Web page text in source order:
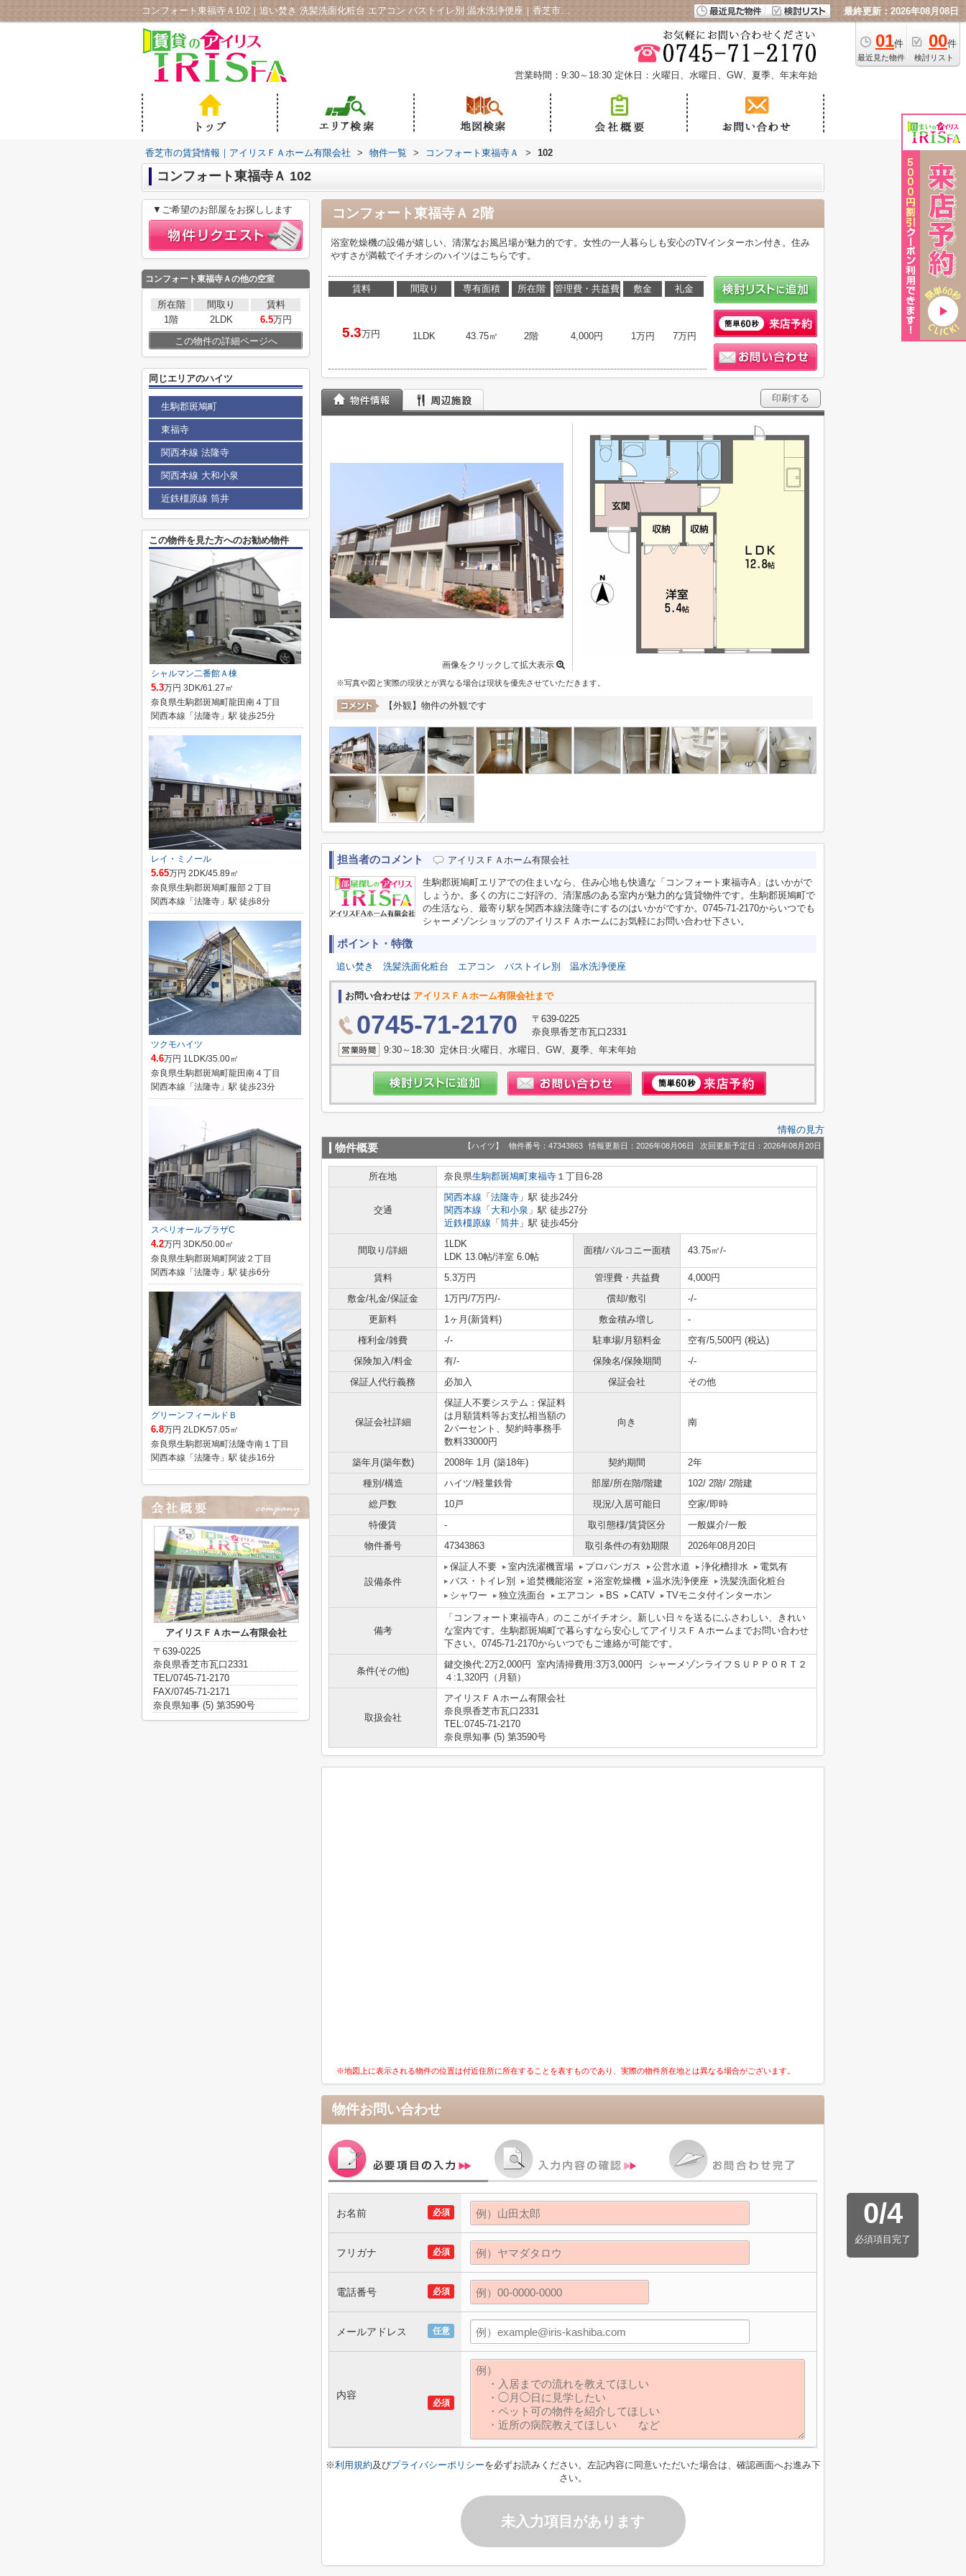
コンフォート東福寺Ａ102｜追い焚き 洗髪洗面化粧台 エアコン バストイレ別 温水洗浄便座｜香芝市の賃貸ならアイリスＦＡホーム有限会社 最終更新：2026年08月08日
01件
最近見た物件
00件
検討リスト
営業時間：9:30～18:30 定休日：火曜日、水曜日、GW、夏季、年末年始
香芝市の賃貸情報｜アイリスＦＡホーム有限会社 > 物件一覧 > コンフォート東福寺Ａ > 102
コンフォート東福寺Ａ 102
コンフォート東福寺Ａ 2階
浴室乾燥機の設備が嬉しい、清潔なお風呂場が魅力的です。女性の一人暮らしも安心のTVインターホン付き。住み
やすさが満載でイチオシのハイツはこちらです。
賃料
5.3万円
間取り
1LDK
専有面積
43.75㎡
所在階
2階
管理費・共益費
4,000円
敷金
1万円
礼金
7万円
印刷する
画像をクリックして拡大表示
※写真や図と実際の現状とが異なる場合は現状を優先させていただきます。
【外観】物件の外観です
担当者のコメント アイリスＦＡホーム有限会社
生駒郡斑鳩町エリアでの住まいなら、住み心地も快適な「コンフォート東福寺A」はいかがで
しょうか。多くの方にご好評の、清潔感のある室内が魅力的な賃貸物件です。生駒郡斑鳩町で
の生活なら、最寄り駅を関西本線法隆寺にするのはいかがですか。0745-71-2170からいつでも
シャーメゾンショップのアイリスＦＡホームにお気軽にお問い合わせ下さい。
ポイント・特徴
追い焚き 洗髪洗面化粧台 エアコン バストイレ別 温水洗浄便座
お問い合わせは アイリスＦＡホーム有限会社まで
0745-71-2170
〒639-0225
奈良県香芝市瓦口2331
9:30～18:30 定休日:火曜日、水曜日、GW、夏季、年末年始
情報の見方
物件概要 【ハイツ】 物件番号：47343863 情報更新日：2026年08月06日 次回更新予定日：2026年08月20日
所在地 奈良県生駒郡斑鳩町東福寺 １丁目6-28
交通
関西本線 「 法隆寺 」駅 徒歩24分
関西本線 「 大和小泉 」駅 徒歩27分
近鉄橿原線 「 筒井 」駅 徒歩45分
間取り/詳細
1LDK
LDK 13.0帖/洋室 6.0帖
面積/バルコニー面積 43.75㎡/-
賃料 5.3万円 管理費・共益費
4,000円
敷金/礼金/保証金
1万円/7万円/- 償却/敷引
-/-
更新料
1ヶ月(新賃料) 敷金積み増し
-
権利金/雑費
-/- 駐車場/月額料金
空有/5,500円 (税込)
保険加入/料金
有/- 保険名/保険期間
-/-
保証人代行義務
必加入 保証会社 その他
保証会社詳細
保証人不要システム：保証料
は月額賃料等お支払相当額の
2パーセント、契約時事務手
数料33000円
向き 南
築年月(築年数) 2008年 1月 (築18年) 契約期間
2年
種別/構造
ハイツ/軽量鉄骨 部屋/所在階/階建
102/ 2階/ 2階建
総戸数
10戸 現況/入居可能日
空家/即時
特優賃
- 取引態様/賃貸区分
一般媒介/一般
物件番号
47343863 取引条件の有効期限 2026年08月20日
設備条件
保証人不要 室内洗濯機置場 プロパンガス 公営水道 浄化槽排水
電気有
バス・トイレ別
追焚機能浴室 浴室乾燥機 温水洗浄便座
洗髪洗面化粧台
シャワー
独立洗面台 エアコン BS CATV TVモニタ付インターホン
備考
「コンフォート東福寺A」のここがイチオシ。新しい日々を送るにふさわしい、きれい
な室内です。生駒郡斑鳩町で暮らすなら安心してアイリスＦＡホームまでお問い合わせ
下さい。0745-71-2170からいつでもご連絡が可能です。
条件(その他)
鍵交換代:2万2,000円 室内清掃費用:3万3,000円 シャーメゾンライフＳＵＰＰＯＲＴ２
４:1,320円（月額）
取扱会社
アイリスＦＡホーム有限会社
奈良県香芝市瓦口2331
TEL:0745-71-2170
奈良県知事 (5) 第3590号
※地図上に表示される物件の位置は付近住所に所在することを表すものであり、実際の物件所在地とは異なる場合がございます。
物件お問い合わせ
0/4
必須項目完了
必須
お名前
必須
フリガナ
必須
電話番号
任意
メールアドレス
必須
内容
※利用規約及びプライバシーポリシーを必ずお読みください。左記内容に同意いただいた場合は、確認画面へお進み下
さい。
未入力項目があります
▼ご希望のお部屋をお探しします
コンフォート東福寺Ａの他の空室
所在階 間取り
賃料
1階
2LDK 6.5万円
この物件の詳細ページへ
同じエリアのハイツ
生駒郡斑鳩町
東福寺
関西本線 法隆寺
関西本線 大和小泉
近鉄橿原線 筒井
この物件を見た方へのお勧め物件
シャルマン二番館Ａ棟
5.3万円 3DK/61.27㎡
奈良県生駒郡斑鳩町龍田南４丁目
関西本線「法隆寺」駅 徒歩25分
レイ・ミノール
5.65万円 2DK/45.89㎡
奈良県生駒郡斑鳩町服部２丁目
関西本線「法隆寺」駅 徒歩8分
ツクモハイツ
4.6万円 1LDK/35.00㎡
奈良県生駒郡斑鳩町龍田南４丁目
関西本線「法隆寺」駅 徒歩23分
スペリオールプラザC
4.2万円 3DK/50.00㎡
奈良県生駒郡斑鳩町阿波２丁目
関西本線「法隆寺」駅 徒歩6分
グリーンフィールドＢ
6.8万円 2LDK/57.05㎡
奈良県生駒郡斑鳩町法隆寺南１丁目
関西本線「法隆寺」駅 徒歩16分
アイリスＦＡホーム有限会社
〒639-0225
奈良県香芝市瓦口2331
TEL/0745-71-2170
FAX/0745-71-2171
奈良県知事 (5) 第3590号